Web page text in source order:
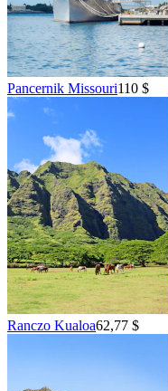
Pancernik Missouri110 $
Ranczo Kualoa62,77 $